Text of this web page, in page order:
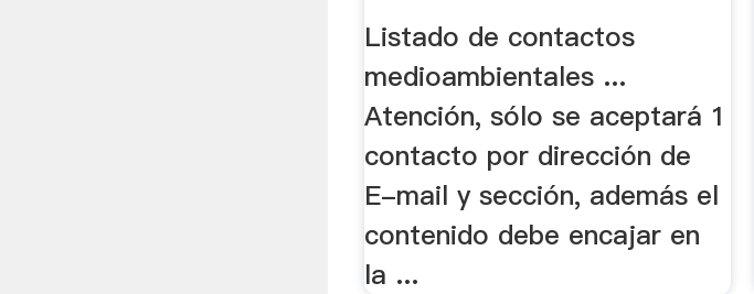
Listado de contactos
medioambientales ...
Atención, sólo se aceptará 1
contacto por dirección de
E-mail y sección, además el
contenido debe encajar en
la ...